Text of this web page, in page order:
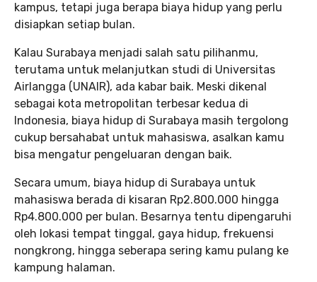
kampus, tetapi juga berapa biaya hidup yang perlu
disiapkan setiap bulan.
Kalau Surabaya menjadi salah satu pilihanmu,
terutama untuk melanjutkan studi di Universitas
Airlangga (UNAIR), ada kabar baik. Meski dikenal
sebagai kota metropolitan terbesar kedua di
Indonesia, biaya hidup di Surabaya masih tergolong
cukup bersahabat untuk mahasiswa, asalkan kamu
bisa mengatur pengeluaran dengan baik.
Secara umum, biaya hidup di Surabaya untuk
mahasiswa berada di kisaran Rp2.800.000 hingga
Rp4.800.000 per bulan. Besarnya tentu dipengaruhi
oleh lokasi tempat tinggal, gaya hidup, frekuensi
nongkrong, hingga seberapa sering kamu pulang ke
kampung halaman.